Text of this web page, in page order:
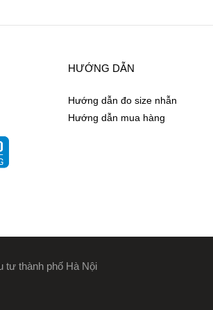
HƯỚNG DẪN
Hướng dẫn đo size nhẫn
Hướng dẫn mua hàng
tư thành phố Hà Nội